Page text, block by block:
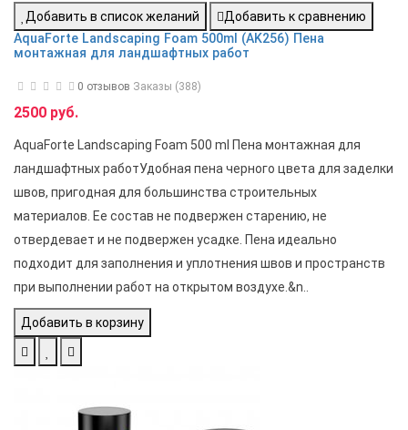
Добавить в список желаний
Добавить к сравнению
AquaForte Landscaping Foam 500ml (AK256) Пена
монтажная для ландшафтных работ
0 отзывов Заказы (388)
2500 руб.
AquaForte Landscaping Foam 500 ml Пена монтажная для
ландшафтных работУдобная пена черного цвета для заделки
швов, пригодная для большинства строительных
материалов. Ее состав не подвержен старению, не
отвердевает и не подвержен усадке. Пена идеально
подходит для заполнения и уплотнения швов и пространств
при выполнении работ на открытом воздухе.&n..
Добавить в корзину